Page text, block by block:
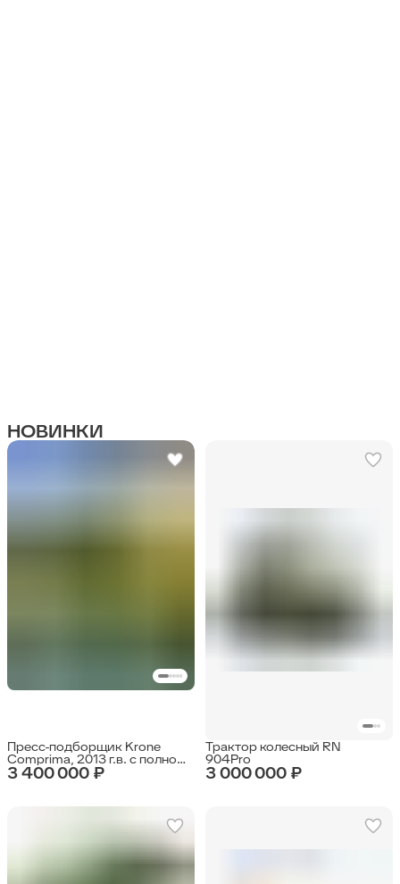
НОВИНКИ
3 400 000 ₽
Пресс-подборщик Krone
Comprima, 2013 г.в. с полной
предпродажной
подготовкой
3 000 000 ₽
Трактор колесный RN
904Pro